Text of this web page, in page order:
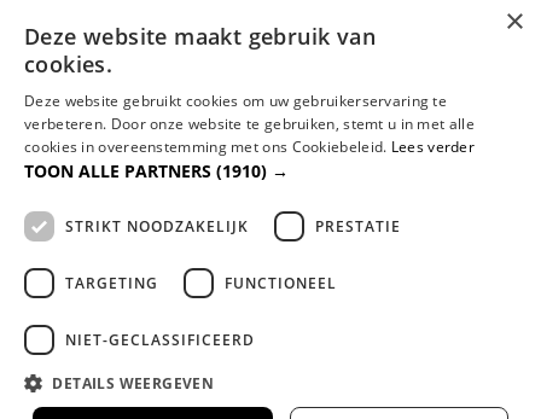
Bezorging informatie
Retouren
Disclaimer
Privacy policy
Betaalmethoden
Sitemap
© Alle rechten voorbehouden Dreambedden | Boxsprings & Matrassen
×
Deze website maakt gebruik van
cookies.
Deze website gebruikt cookies om uw gebruikerservaring te
verbeteren. Door onze website te gebruiken, stemt u in met alle
cookies in overeenstemming met ons Cookiebeleid. Lees verder
TOON ALLE PARTNERS (1910) →
STRIKT NOODZAKELIJK PRESTATIE
TARGETING FUNCTIONEEL
NIET-GECLASSIFICEERD
DETAILS WEERGEVEN